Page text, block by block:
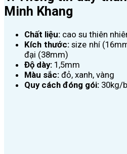
Minh Khang
Chất liệu: cao su thiên
Kích thước:size nhí
đại (38mm)
Độ dày: 1,5mm
Màu sắc: đỏ, xanh, vàng
Quy cách đóng gói: 30kg/